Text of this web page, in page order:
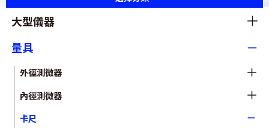
大型儀器
量具
外徑測微器
內徑測微器
卡尺